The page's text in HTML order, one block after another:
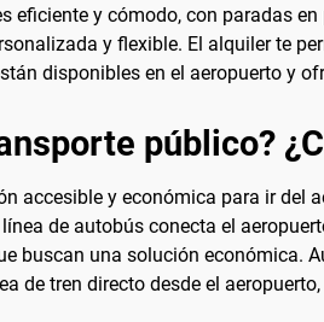
eficiente y cómodo, con paradas
y flexible. El alquiler te
disponibles en el aeropuerto y
público?
accesible y económica para ir del
de autobús conecta el
buscan una solución económica.
de tren directo desde el